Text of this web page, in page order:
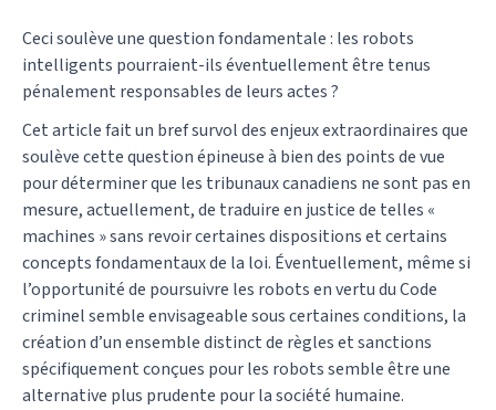
Ceci soulève une question fondamentale : les robots
intelligents pourraient-ils éventuellement être tenus
pénalement responsables de leurs actes ?
Cet article fait un bref survol des enjeux extraordinaires que
soulève cette question épineuse à bien des points de vue
pour déterminer que les tribunaux canadiens ne sont pas en
mesure, actuellement, de traduire en justice de telles «
machines » sans revoir certaines dispositions et certains
concepts fondamentaux de la loi. Éventuellement, même si
l’opportunité de poursuivre les robots en vertu du Code
criminel semble envisageable sous certaines conditions, la
création d’un ensemble distinct de règles et sanctions
spécifiquement conçues pour les robots semble être une
alternative plus prudente pour la société humaine.